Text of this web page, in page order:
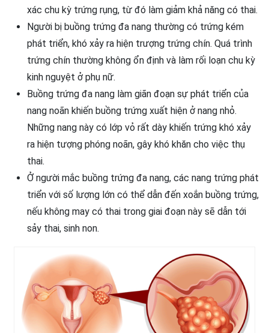
xác chu kỳ trứng rụng, từ đó làm giảm khả năng có thai.
Người bị buồng trứng đa nang thường có trứng kém
phát triển, khó xảy ra hiện trượng trứng chín. Quá trình
trứng chín thường không ổn định và làm rối loạn chu kỳ
kinh nguyệt ở phụ nữ.
Buồng trứng đa nang làm giãn đoạn sự phát triển của
nang noãn khiến buồng trứng xuất hiện ở nang nhỏ.
Những nang này có lớp vỏ rất dày khiến trứng khó xảy
ra hiện tượng phóng noãn, gây khó khăn cho việc thụ
thai.
Ở người mắc buồng trứng đa nang, các nang trứng phát
triển với số lượng lớn có thể dẫn đến xoắn buồng trứng,
nếu không may có thai trong giai đoạn này sẽ dẫn tới
sảy thai, sinh non.